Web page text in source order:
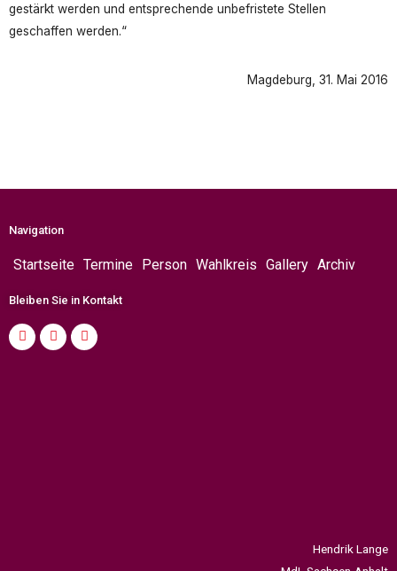
gestärkt werden und entsprechende unbefristete Stellen
geschaffen werden.“
Magdeburg, 31. Mai 2016
Navigation
Startseite Termine Person Wahlkreis Gallery Archiv
Bleiben Sie in Kontakt
Hendrik Lange